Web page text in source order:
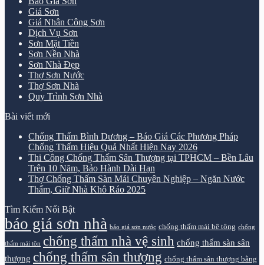
Giá Sơn
Giá Nhân Công Sơn
Dịch Vụ Sơn
Sơn Mặt Tiền
Sơn Nền Nhà
Sơn Nhà Đẹp
Thợ Sơn Nước
Thợ Sơn Nhà
Quy Trình Sơn Nhà
Bài viết mới
Chống Thấm Bình Dương – Báo Giá Các Phương Pháp
Chống Thấm Hiệu Quả Nhất Hiện Nay 2026
Thi Công Chống Thấm Sân Thượng tại TPHCM – Bền Lâu
Trên 10 Năm, Bảo Hành Dài Hạn
Thợ Chống Thấm Sàn Mái Chuyên Nghiệp – Ngăn Nước
Thấm, Giữ Nhà Khô Ráo 2025
Tìm Kiếm Nổi Bật
báo giá sơn nhà báo giá sơn nước chống thấm mái bê tông chống
thấm mái tôn chống thấm nhà vệ sinh chống thấm sàn sân
thượng chống thấm sân thượng chống thấm sân thượng bằng